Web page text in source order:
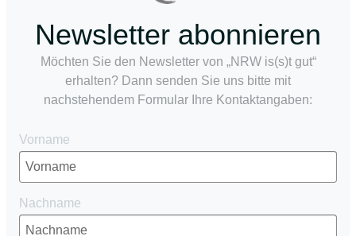
Newsletter abonnieren
Möchten Sie den Newsletter von „NRW is(s)t gut“
erhalten? Dann senden Sie uns bitte mit
nachstehendem Formular Ihre Kontaktangaben:
Vorname
Nachname